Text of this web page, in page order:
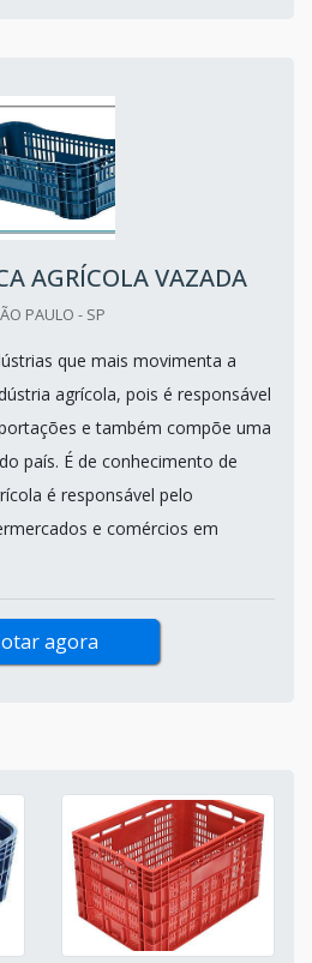
AGRÍCOLA VAZADA
PAULO - SP
que mais movimenta a
agrícola, pois é responsável
e também compõe uma
país. É de conhecimento de
é responsável pelo
e comércios em
agora